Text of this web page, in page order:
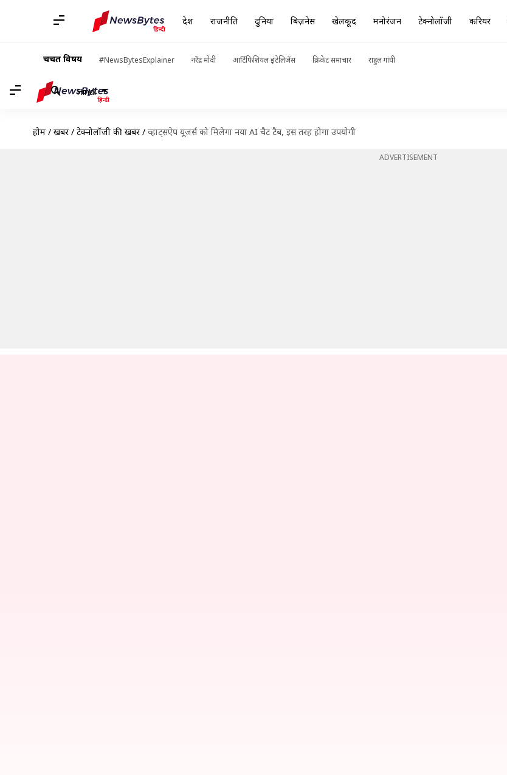
देश राजनीति दुनिया बिज़नेस खेलकूद मनोरंजन टेक्नोलॉजी करियर
चर्चित विषय #NewsBytesExplainer नरेंद्र मोदी आर्टिफिशियल इंटेलिजेंस क्रिकेट समाचार राहुल गांधी
Hindi
होम / खबरें / टेक्नोलॉजी की खबरें / व्हाट्सऐप यूजर्स को मिलेगा नया AI चैट टैब, इस तरह होगा उपयोगी
ADVERTISEMENT